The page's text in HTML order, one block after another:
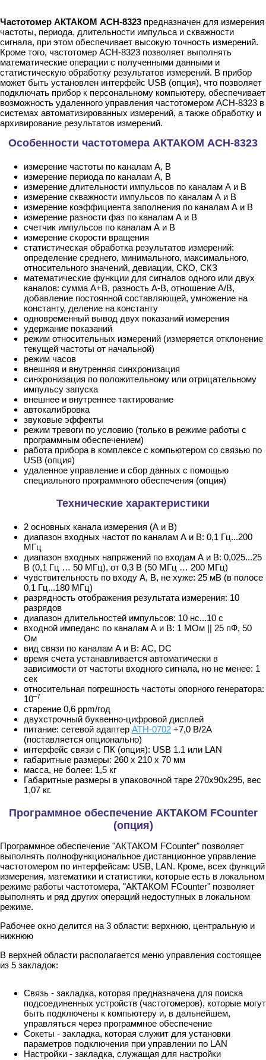
Частотомер АКТАКОМ АСН-8323 предназначен для измерения
частоты, периода, длительности импульса и скважности
сигнала, при этом обеспечивает высокую точность измерений.
Кроме того, частотомер АСН-8323 позволяет выполнять
математические операции с полученными данными и
статистическую обработку результатов измерений. В прибор
может быть установлен интерфейс USB (опция), что позволяет
подключать прибор к персональному компьютеру, обеспечивает
возможность удаленного управления частотомером АСН-8323 в
системах автоматизированных измерений, а также обработку и
архивирование результатов измерений.
Особенности частотомера АКТАКОМ АСН-8323
измерение частоты по каналам А, B
измерение периода по каналам А, B
измерение длительности импульсов по каналам А и В
измерение скважности импульсов по каналам А и В
измерение коэффициента заполнения по каналам А и B
измерение разности фаз по каналам А и B
счетчик импульсов по каналам А и B
измерение скорости вращения
статистическая обработка результатов измерений:
определение среднего, минимального, максимального,
относительного значений, девиации, СКО, СКЗ
математические функции для сигналов одного или двух
каналов: сумма А+В, разность А-В, отношение А/В,
добавление постоянной составляющей, умножение на
константу, деление на константу
одновременный вывод двух показаний измерения
удержание показаний
режим относительных измерений (измеряется отклонение
текущей частоты от начальной)
режим часов
внешняя и внутренняя синхронизация
синхронизация по положительному или отрицательному
импульсу запуска
внешнее и внутреннее тактирование
автокалибровка
звуковые эффекты
режим тревоги по условию (только в режиме работы с
программным обеспечением)
работа прибора в комплексе с компьютером со связью по
USB (опция)
удаленное управление и сбор данных с помощью
специального программного обеспечения (опция)
Технические характеристики
2 основных канала измерения (А и В)
диапазон входных частот по каналам А и В: 0,1 Гц...200
МГц
диапазон входных напряжений по входам А и В: 0,025...25
В (0,1 Гц … 50 МГц), от 0,3 В (50 МГц … 200 МГц)
чувствительность по входу А, В, не хуже: 25 мВ (в полосе
0,1 Гц...180 МГц)
разрядность отображения результата измерения: 10
разрядов
диапазон длительностей импульсов: 10 нс...10 с
входной импеданс по каналам А и В: 1 МОм || 25 пФ, 50
Ом
вид связи по каналам А и В: AC, DC
время счета устанавливается автоматически в
зависимости от частоты входного сигнала, но не менее: 1
сек
относительная погрешность частоты опорного генератора:
10–7
старение 0,6 ppm/год
двухстрочный буквенно-цифровой дисплей
питание: сетевой адаптер АТН-0702 +7,0 В/2А
(поставляется опционально)
интерфейс связи с ПК (опция): USB 1.1 или LAN
габаритные размеры: 260 х 210 х 70 мм
масса, не более: 1,5 кг
Габаритные размеры в упаковочной таре 270х90х295, вес
1,07 кг.
Программное обеспечение АКТАКОМ FCounter
(опция)
Программное обеспечение "АКТАКОМ FCounter" позволяет
выполнять полнофункциональное дистанционное управление
частотомером по интерфейсам: USB, LAN. Кроме, всех функций
измерения, математики и статистики, которые есть в локальном
режиме работы частотомера, "АКТАКОМ FCounter" позволяет
выполнять и ряд других операций недоступных в локальном
режиме.
Рабочее окно делится на 3 области: верхнюю, центральную и
нижнюю
В верхней области располагается меню управления состоящее
из 5 закладок:
Связь - закладка, которая предназначена для поиска
подсоединенных устройств (частотомеров), которые могут
быть подключены к компьютеру и, в дальнейшем,
управляться через программное обеспечение
Сокеты - закладка, которая служит для установки
параметров подключения при управлении по LAN
Настройки - закладка, служащая для настройки